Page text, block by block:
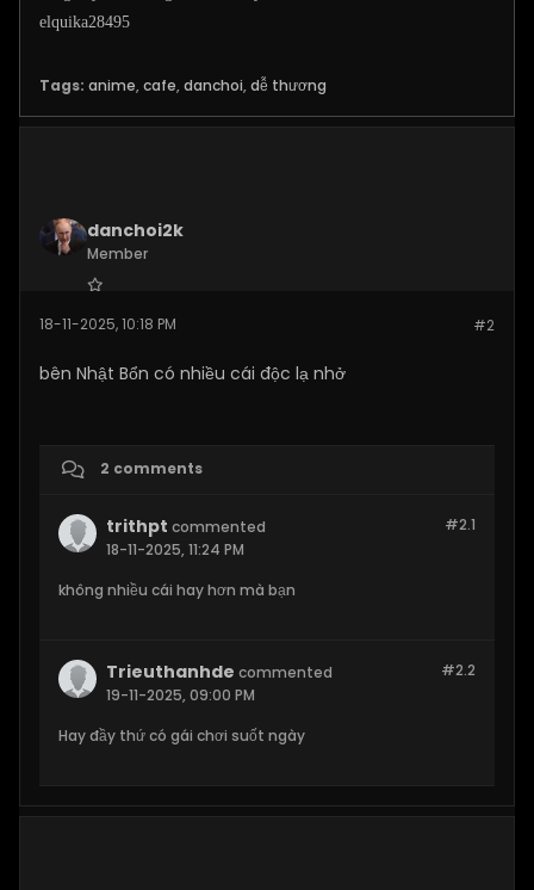
elquika28495
Tags: anime, cafe, danchoi, dễ thương
danchoi2k
Member
Posts: 72 #2
18-11-2025, 10:18 PM
bên Nhật Bổn có nhiều cái độc lạ nhở
2 comments
#2.1
trithpt commented
18-11-2025, 11:24 PM
không nhiều cái hay hơn mà bạn
#2.2
Trieuthanhde commented
19-11-2025, 09:00 PM
Hay đầy thứ có gái chơi suốt ngày